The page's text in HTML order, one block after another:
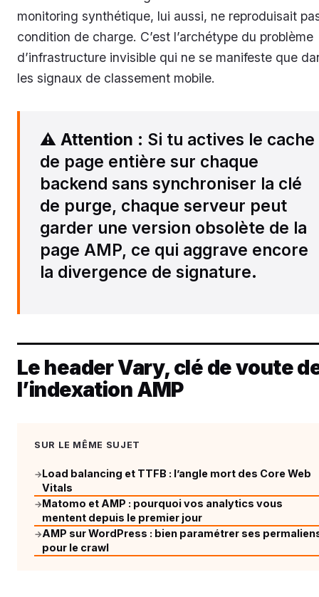
monitoring synthétique, lui aussi, ne reproduisait
condition de charge. C’est l’archétype du problème
d’infrastructure invisible qui ne se manifeste que
les signaux de classement mobile.
⚠️ Attention : Si tu actives le cache
de page entière sur chaque
backend sans synchroniser la clé
de purge, chaque serveur peut
garder une version obsolète de la
page AMP, ce qui aggrave encore
la divergence de signature.
Le header Vary, clé de voute
l’indexation AMP
SUR LE MÊME SUJET
→Load balancing et TTFB : l’angle mort des Core Web
Vitals
→Matomo et AMP : pourquoi vos analytics vous
mentent depuis le premier jour
→AMP sur WordPress : bien paramétrer ses
pour le crawl